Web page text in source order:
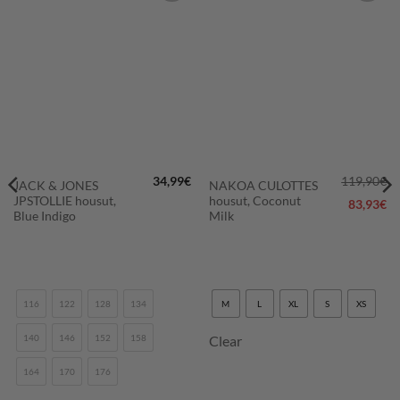
JACK & JONES
JPSTOLLIE housut,
Blue Indigo
34,99€
116 122 128 134
140 146 152 158
164 170 176
NAKOA CULOTTES
housut, Coconut
Milk
119,90€
83,93€
M L XL S XS
Clear